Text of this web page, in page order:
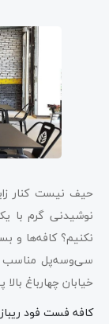
حیف نیست کنار
نوشیدنی گرم
نکنیم؟ کافه‌ها و
سی‌‌وسه‌پل مناسب
خیابان چهارباغ
کافه فست فود ریباز